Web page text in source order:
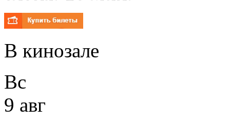
В кинозале
Вс
9 авг